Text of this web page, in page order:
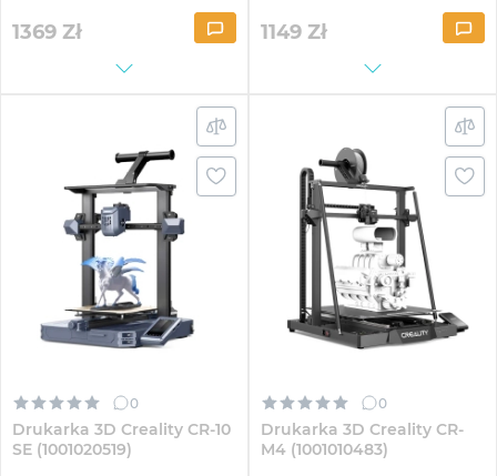
1369 Zł 1149 Zł
0
Drukarka 3D Creality CR-10
SE (1001020519)
0
Drukarka 3D Creality CR-
M4 (1001010483)